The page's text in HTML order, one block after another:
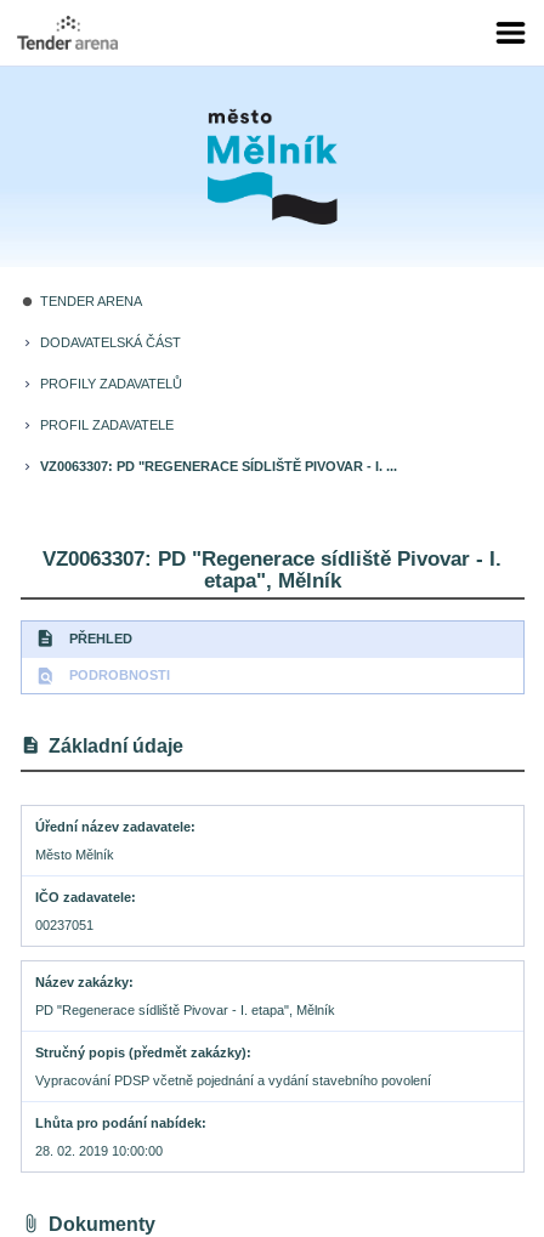
fiber_manual_record TENDER ARENA
keyboard_arrow_right DODAVATELSKÁ ČÁST
keyboard_arrow_right PROFILY ZADAVATELŮ
keyboard_arrow_right PROFIL ZADAVATELE
keyboard_arrow_right VZ0063307: PD "REGENERACE SÍDLIŠTĚ PIVOVAR - I. ...
VZ0063307: PD "Regenerace sídliště Pivovar - I.
etapa", Mělník
description PŘEHLED
find_in_page PODROBNOSTI
description Základní údaje
Úřední název zadavatele
Město Mělník
IČO zadavatele
00237051
Název zakázky
PD "Regenerace sídliště Pivovar - I. etapa", Mělník
Stručný popis (předmět zakázky)
Vypracování PDSP včetně pojednání a vydání stavebního povolení
Lhůta pro podání nabídek
28. 02. 2019 10:00:00
attach_file Dokumenty